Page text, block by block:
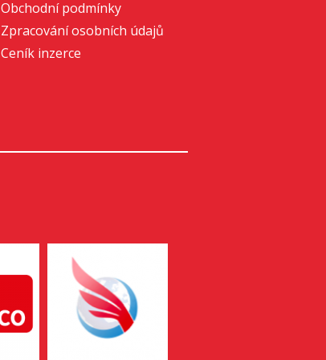
Obchodní podmínky
Zpracování osobních údajů
Ceník inzerce